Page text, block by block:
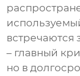
встречаются
– главный
но в